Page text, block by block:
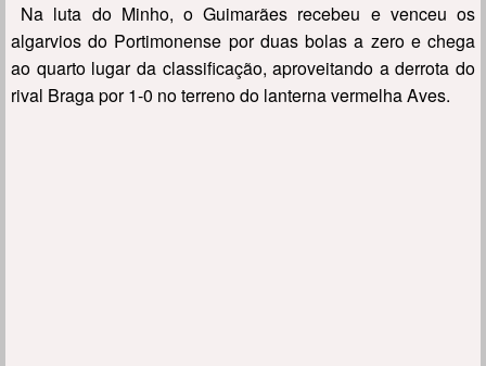
Na luta do Minho, o Guimarães recebeu e venceu os
algarvios do Portimonense por duas bolas a zero e chega
ao quarto lugar da classificação, aproveitando a derrota do
rival Braga por 1-0 no terreno do lanterna vermelha Aves.